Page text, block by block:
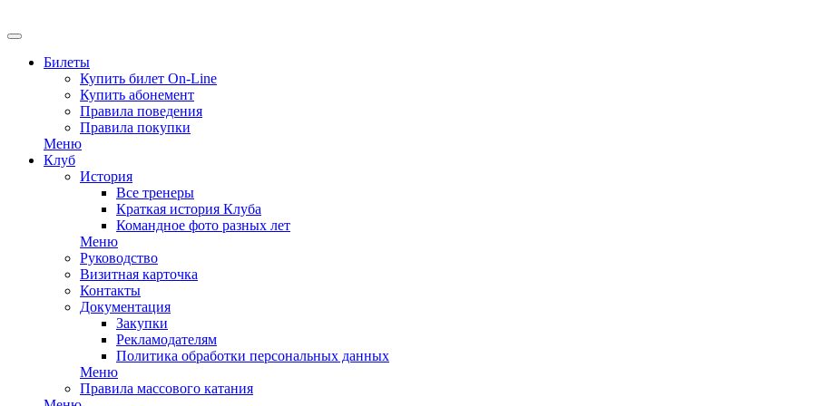
Билеты
Купить билет On-Line
Купить абонемент
Правила поведения
Правила покупки
Меню
Клуб
История
Все тренеры
Краткая история Клуба
Командное фото разных лет
Меню
Руководство
Визитная карточка
Контакты
Документация
Закупки
Рекламодателям
Политика обработки персональных данных
Меню
Правила массового катания